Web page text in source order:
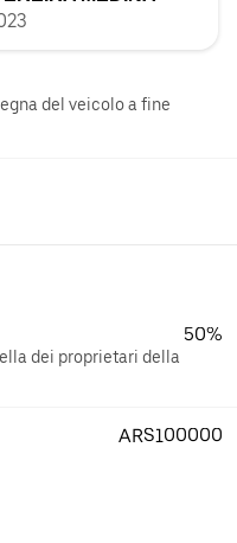
del veicolo a fine
dei proprietari della
50%
ARS100000